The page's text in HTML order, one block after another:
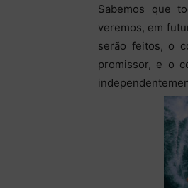
Sabemos que
veremos, em
serão feitos, o
promissor, e o